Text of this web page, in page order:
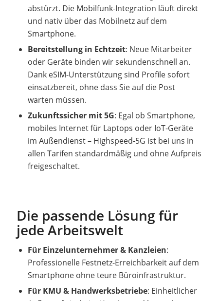
abstürzt. Die Mobilfunk-Integration läuft direkt
und nativ über das Mobilnetz auf dem
Smartphone.
Bereitstellung in Echtzeit: Neue Mitarbeiter
oder Geräte binden wir sekundenschnell an.
Dank eSIM-Unterstützung sind Profile sofort
einsatzbereit, ohne dass Sie auf die Post
warten müssen.
Zukunftssicher mit 5G: Egal ob Smartphone,
mobiles Internet für Laptops oder IoT-Geräte
im Außendienst – Highspeed-5G ist bei uns in
allen Tarifen standardmäßig und ohne Aufpreis
freigeschaltet.
Die passende Lösung für
jede Arbeitswelt
Für Einzelunternehmer & Kanzleien:
Professionelle Festnetz-Erreichbarkeit auf dem
Smartphone ohne teure Büroinfrastruktur.
Für KMU & Handwerksbetriebe: Einheitlicher